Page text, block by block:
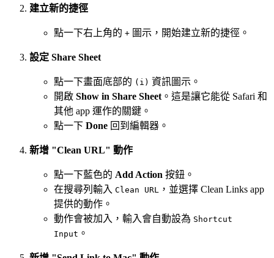
建立新的捷徑
點一下右上角的 + 圖示，開始建立新的捷徑。
設定 Share Sheet
點一下畫面底部的 (i) 資訊圖示。
開啟 Show in Share Sheet 。這是讓它能從 Safari 和
其他 app 運作的關鍵。
點一下 Done 回到編輯器。
新增 "Clean URL" 動作
點一下藍色的 Add Action 按鈕。
在搜尋列輸入 Clean URL ，並選擇 Clean Links app
提供的動作。
動作會被加入，輸入會自動設為 Shortcut
Input 。